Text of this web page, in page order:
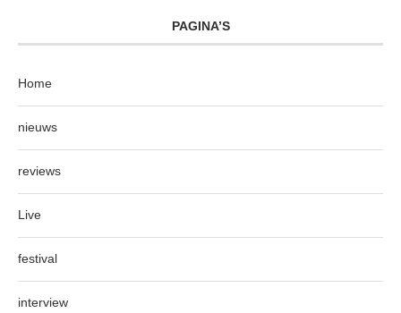
PAGINA’S
Home
nieuws
reviews
Live
festival
interview